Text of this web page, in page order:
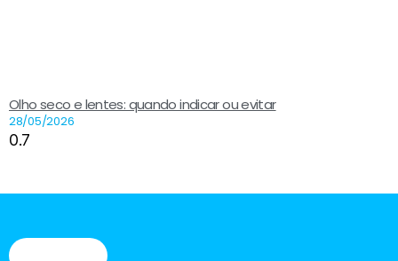
Olho seco e lentes: quando indicar ou evitar
28/05/2026